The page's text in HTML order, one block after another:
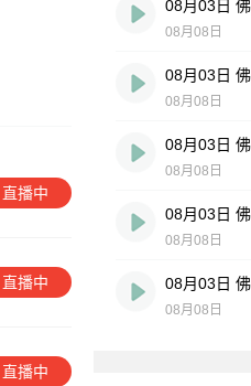
直播中
直播中
直播中
08月08日
08月08日
08月08日
08月08日
08月08日